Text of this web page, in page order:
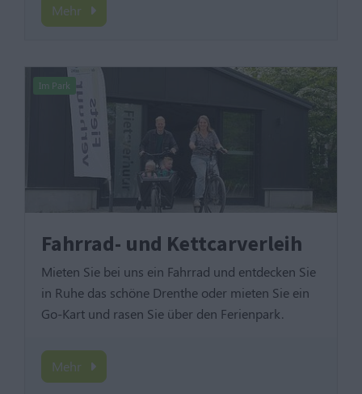
Mehr
Im Park
Fahrrad- und Kettcarverleih
Mieten Sie bei uns ein Fahrrad und entdecken Sie
in Ruhe das schöne Drenthe oder mieten Sie ein
Go-Kart und rasen Sie über den Ferienpark.
Mehr